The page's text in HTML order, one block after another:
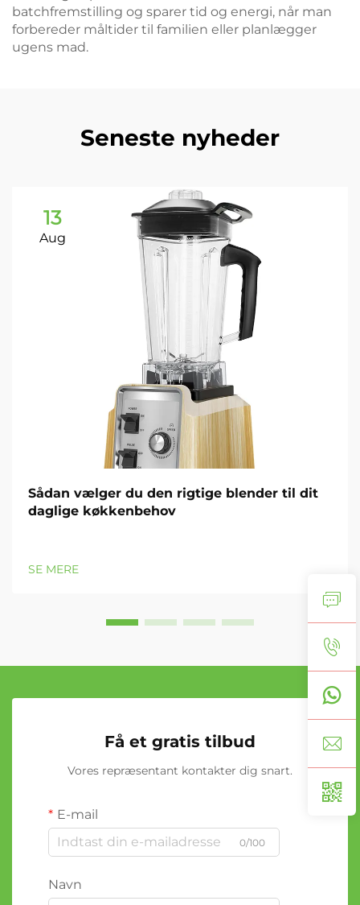
batchfremstilling og sparer tid og energi, når man
forbereder måltider til familien eller planlægger
ugens mad.
Seneste nyheder
13
Aug
Sådan vælger du den rigtige blender til dit
daglige køkkenbehov
SE MERE
Få et gratis tilbud
Vores repræsentant kontakter dig snart.
E-mail
0/100
Navn